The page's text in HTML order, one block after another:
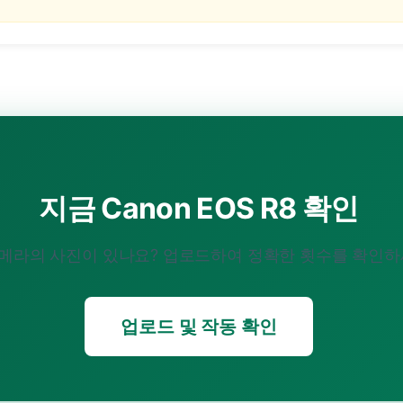
지금 Canon EOS R8 확인
라의 사진이 있나요? 업로드하여 정확한 횟수를 확인
업로드 및 작동 확인